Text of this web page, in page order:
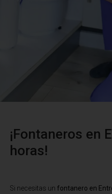
¡Fontaneros en
horas!
Si necesitas un fontanero en